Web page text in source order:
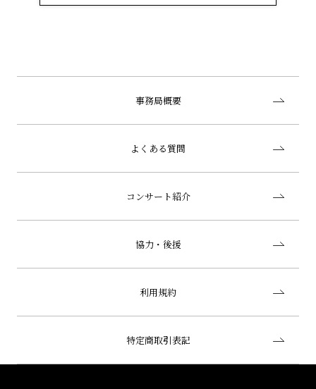
事務局概要
よくある質問
コンサート紹介
協力・後援
利用規約
特定商取引表記